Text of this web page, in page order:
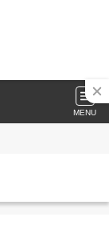
MENU